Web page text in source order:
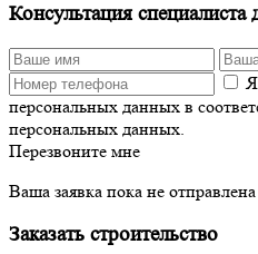
Консультация специалиста
персональных данных в
персональных данных.
Перезвоните мне
Ваша заявка пока не отправлена
Заказать строительство